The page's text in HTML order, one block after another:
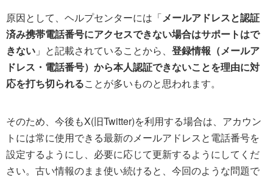
原因として、ヘルプセンターには「メールアドレスと認証
済み携帯電話番号にアクセスできない場合はサポートはで
きない 」と記載されていることから、 登録情報（メールア
ドレス・電話番号）から本人認証できないことを理由に対
応を打ち切られることが多いものと思われます。
そのため、今後もX(旧Twitter)を利用する場合は、アカウン
トには常に使用できる最新のメールアドレスと電話番号を
設定するようにし、必要に応じて更新するようにしてくだ
さい。古い情報のまま使い続けると、今回のような問題で